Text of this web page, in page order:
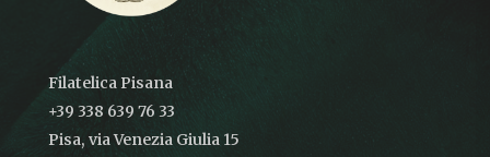
Filatelica Pisana
+39 338 639 76 33
Pisa, via Venezia Giulia 15